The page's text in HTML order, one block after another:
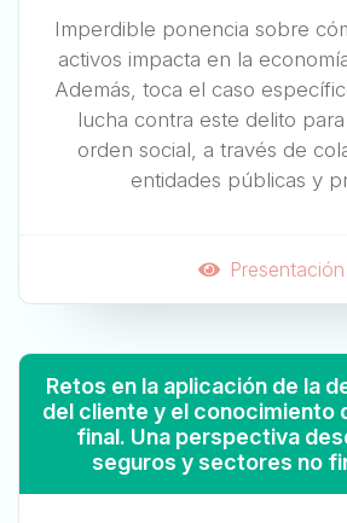
Imperdible ponencia sobre
activos impacta en la
Además, toca el caso
lucha contra este delito
orden social, a través de
entidades públicas y
Presentación
Retos en la aplicación de la
del cliente y el conocimiento
final. Una perspectiva
seguros y sectores no